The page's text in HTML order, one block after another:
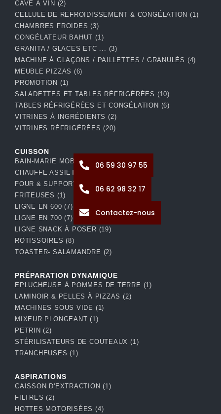
CAVE À VIN (2)
CELLULE DE REFROIDISSEMENT & CONGÉLATION (1)
CHAMBRES FROIDES(3)
CONGÉLATEUR BAHUT(1)
GRANITA / GLACES ETC ... (3)
MACHINE À GLAÇONS / PAILLETTES / GRANULÉS (4)
MEUBLE PIZZAS (6)
PROMOTION (1)
SALADETTES ET TABLES RÉFRIGÉRÉES (10)
TABLES RÉFRIGÉRÉES ET CONGÉLATION (6)
VITRINES À INGRÉDIENTS (2)
VITRINES RÉFRIGÉRÉES(20)
CUISSON
BAIN-MARIE MOBIL
CHAUFFE ASSIETTES
FOUR & SUPPORT(10)
FRITEUSES (1)
LIGNE EN 600(7)
LIGNE EN 700(7)
LIGNE SNACK À POSER (19)
ROTISSOIRES(8)
TOASTER- SALAMANDRE (2)
PRÉPARATION DYNAMIQUE
EPLUCHEUSE À POMMES DE TERRE (1)
LAMINOIR & PELLES À PIZZAS(2)
MACHINES SOUS VIDE (1)
MIXEUR PLONGEANT(1)
PETRIN(2)
STÉRILISATEURS DE COUTEAUX(1)
TRANCHEUSES(1)
ASPIRATIONS
CAISSON D'EXTRACTION(1)
FILTRES(2)
HOTTES MOTORISÉES(4)
06 59 30 97 55
06 62 98 32 17
Contactez-nous